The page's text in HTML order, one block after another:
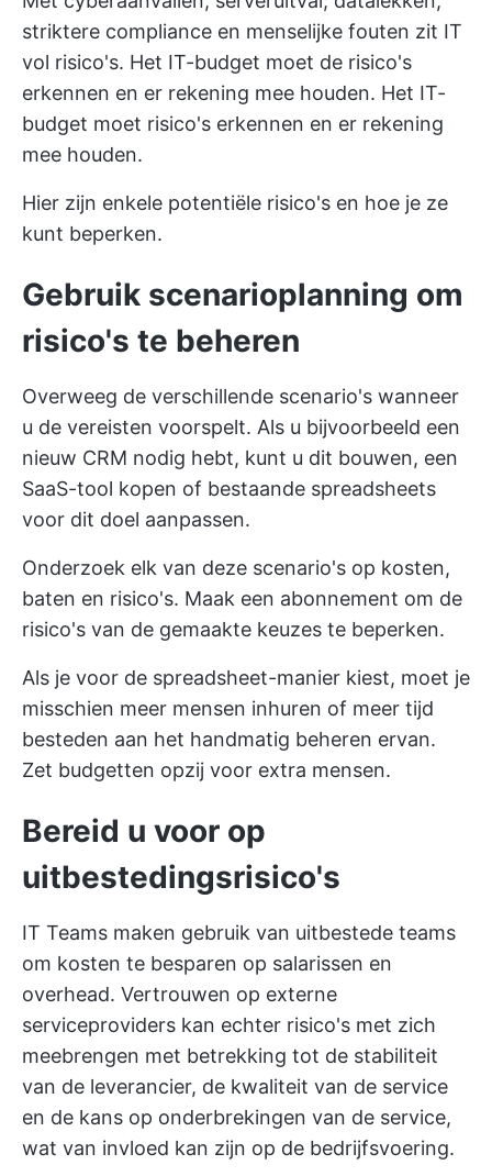
striktere compliance en menselijke fouten zit IT
vol risico's. Het IT-budget moet de risico's
erkennen en er rekening mee houden. Het IT-
budget moet risico's erkennen en er rekening
mee houden.
Hier zijn enkele potentiële risico's en hoe je ze
kunt beperken.
Gebruik scenarioplanning om
risico's te beheren
Overweeg de verschillende scenario's wanneer
u de vereisten voorspelt. Als u bijvoorbeeld een
nieuw CRM nodig hebt, kunt u dit bouwen, een
SaaS-tool kopen of bestaande spreadsheets
voor dit doel aanpassen.
Onderzoek elk van deze scenario's op kosten,
baten en risico's. Maak een abonnement om de
risico's van de gemaakte keuzes te beperken.
Als je voor de spreadsheet-manier kiest, moet je
misschien meer mensen inhuren of meer tijd
besteden aan het handmatig beheren ervan.
Zet budgetten opzij voor extra mensen.
Bereid u voor op
uitbestedingsrisico's
IT Teams maken gebruik van uitbestede teams
om kosten te besparen op salarissen en
overhead. Vertrouwen op externe
serviceproviders kan echter risico's met zich
meebrengen met betrekking tot de stabiliteit
van de leverancier, de kwaliteit van de service
en de kans op onderbrekingen van de service,
wat van invloed kan zijn op de bedrijfsvoering.